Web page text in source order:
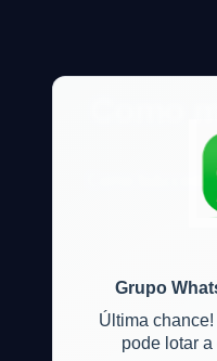
Grupo
Última
pode lotar
Como